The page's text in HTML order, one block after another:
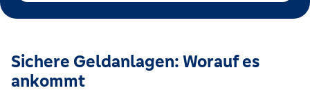
Sichere Geldanlagen: Worauf es
ankommt